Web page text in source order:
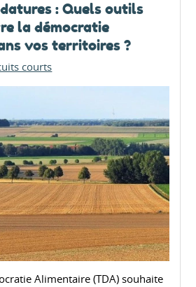
: Quels outils
la démocratie
vos territoires ?
courts
Alimentaire (TDA) souhaite